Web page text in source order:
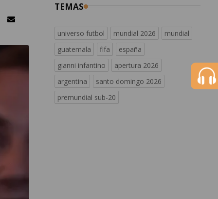
TEMAS
universo futbol mundial 2026
mundial
guatemala
fifa
españa
gianni infantino
apertura 2026
argentina
santo domingo 2026
premundial sub-20